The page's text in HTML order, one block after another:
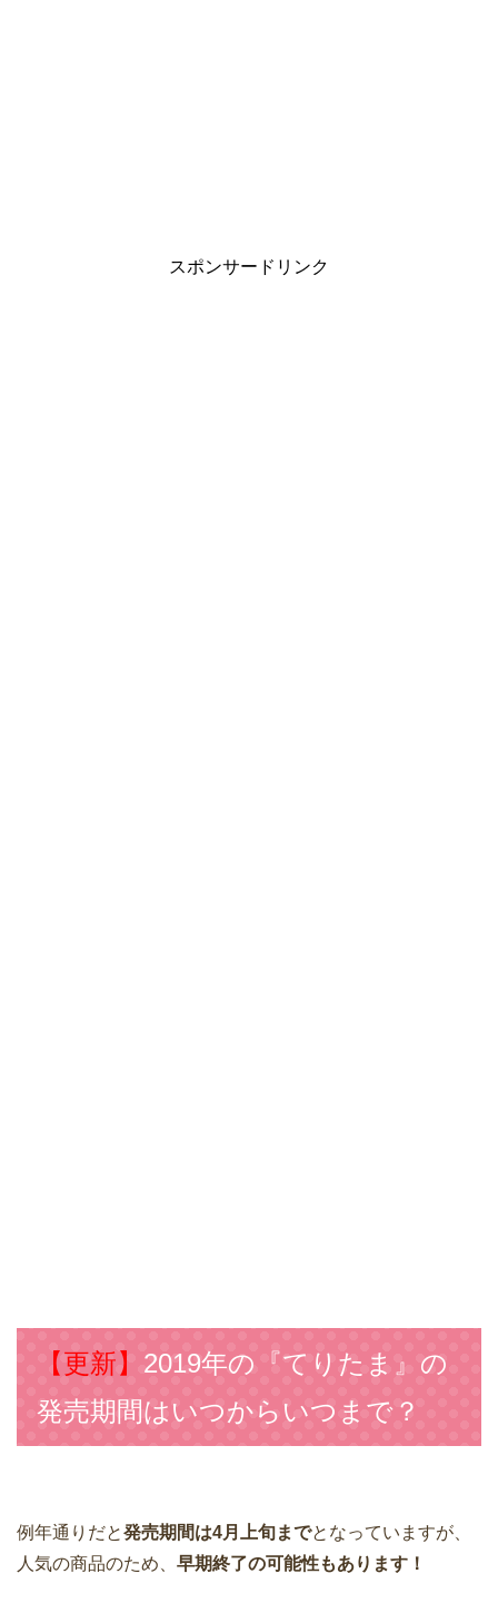
スポンサードリンク
【更新】 2019年の『てりたま』の
発売期間はいつからいつまで？
例年通りだと発売期間は4月上旬までとなっていますが、
人気の商品のため、 早期終了の可能性もあります！